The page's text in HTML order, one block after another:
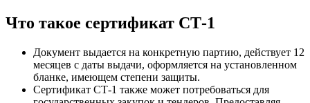
Что такое сертификат СТ-1
Документ выдается на конкретную партию, действует 12
месяцев с даты выдачи, оформляется на установленном
бланке, имеющем степени защиты.
Сертификат СТ-1 также может потребоваться для